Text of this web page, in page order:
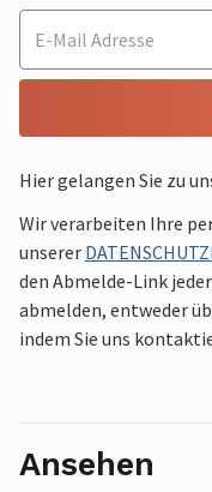
Hier gelangen Sie zu
Wir verarbeiten Ihre
unserer
den Abmelde-Link
abmelden, entweder
indem Sie uns
Ansehen